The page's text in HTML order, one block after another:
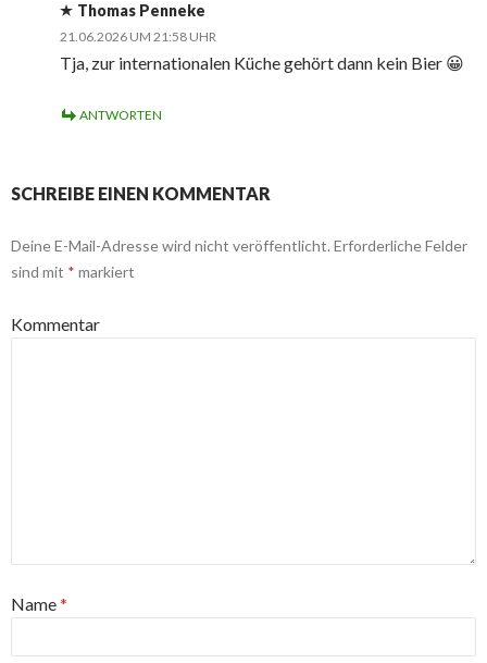
Thomas Penneke
21.06.2026 UM 21:58 UHR
Tja, zur internationalen Küche gehört dann kein Bier 😀
ANTWORTEN
SCHREIBE EINEN KOMMENTAR
Deine E-Mail-Adresse wird nicht veröffentlicht. Erforderliche Felder
sind mit * markiert
Kommentar
Name*